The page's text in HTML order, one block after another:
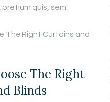
quis, sem.
The Right
Blinds